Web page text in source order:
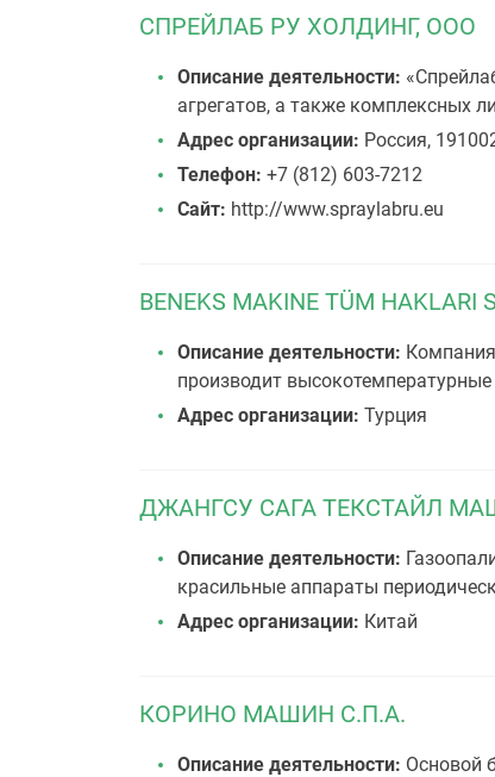
СПРЕЙЛАБ РУ ХОЛДИНГ, ООО
Описание деятельности:
агрегатов, а также комплексных
Адрес организации: Россия,
Телефон: +7 (812) 603-7212
Сайт: http://www.spraylabru.eu
BENEKS MAKINE TÜM HAKLARI
Описание деятельности:
производит
Адрес организации: Турция
ДЖАНГСУ САГА ТЕКСТАЙЛ
Описание деятельности:
красильные аппараты
Адрес организации: Китай
КОРИНО МАШИН С.П.А.
Описание деятельности: Основой